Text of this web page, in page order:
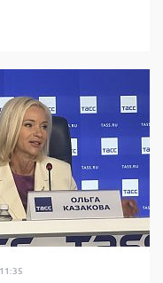
11:35